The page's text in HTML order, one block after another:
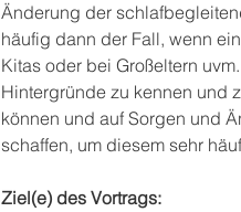
Änderung der
häufig dann der Fall, wenn
Kitas oder bei Großeltern
Hintergründe zu kennen und
können und auf Sorgen und
schaffen, um diesem sehr
Ziel(e) des Vortrags: